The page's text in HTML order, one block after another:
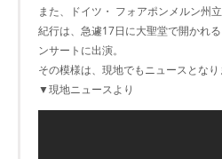
また、ドイツ・ フォアポンメルン州
紀行は、急遽17日に大聖堂で開かれ
ンサートに出演。
その模様は、現地でもニュースとなり
▼現地ニュースより